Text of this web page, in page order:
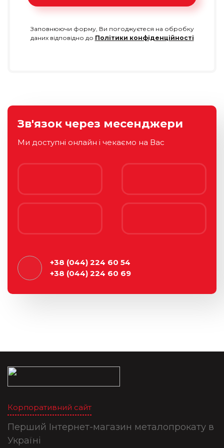
Заповнюючи форму, Ви погоджуєтеся на обробку
даних відповідно до Політики конфіденційності
Зв'язок через месенджери
Ми доступні онлайн і чекаємо на Вас
+38 (044) 224 60 54
+38 (044) 224 60 69
Корпоративний сайт
Перший Інтернет-магазин металопрокату в
Україні